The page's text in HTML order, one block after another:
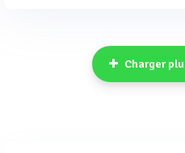
Charger